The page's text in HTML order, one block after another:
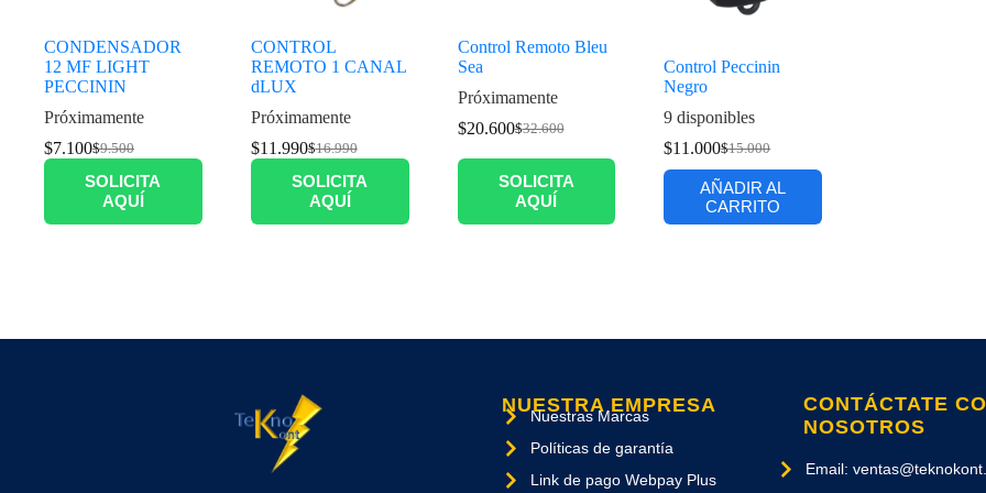
CONDENSADOR
12 MF LIGHT
PECCININ
Próximamente
$9.500
$7.100
SOLICITA
AQUÍ
CONTROL
REMOTO 1 CANAL
dLUX
Próximamente
$16.990
$11.990
SOLICITA
AQUÍ
Control Remoto Bleu
Sea
Próximamente
$32.600
$20.600
SOLICITA
AQUÍ
Control Peccinin
Negro
9 disponibles
$15.000
$11.000
AÑADIR AL
CARRITO
NUESTRA EMPRESA
Nuestras Marcas
Políticas de garantía
Link de pago Webpay Plus
CONTÁCTATE
NOSOTROS
Email: